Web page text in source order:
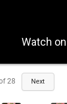
28 Next